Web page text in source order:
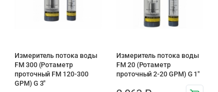
Измеритель потока воды
FM 300 (Ротаметр
проточный FM 120-300
GPM) G 3″
Измеритель потока воды
FM 20 (Ротаметр
проточный 2-20 GPM) G 1″